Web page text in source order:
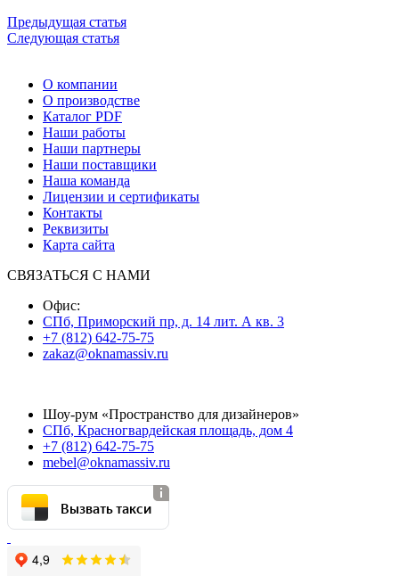
Предыдущая статья
Следующая статья
О компании
О производстве
Каталог PDF
Наши работы
Наши партнеры
Наши поставщики
Наша команда
Лицензии и сертификаты
Контакты
Реквизиты
Карта сайта
СВЯЗАТЬСЯ С НАМИ
Офис:
СПб, Приморский пр, д. 14 лит. А кв. 3
+7 (812) 642-75-75
zakaz@oknamassiv.ru
Шоу-рум «Пространство для дизайнеров»
СПб, Красногвардейская площадь, дом 4
+7 (812) 642-75-75
mebel@oknamassiv.ru
Вызвать такси